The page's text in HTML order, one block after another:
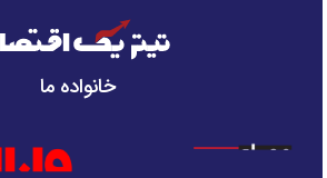
خانواده ما